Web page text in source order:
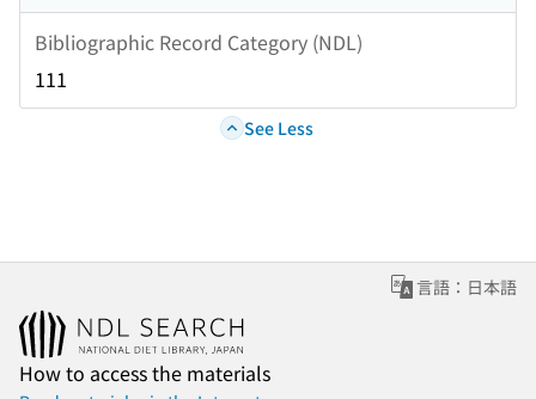
Bibliographic Record Category (NDL)
111
See Less
言語：日本語
How to access the materials